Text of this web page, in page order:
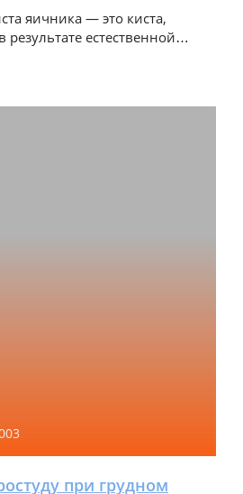
яичника — это киста,
результате естественной…
при грудном